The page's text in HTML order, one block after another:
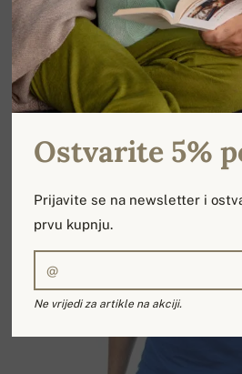
Ostvarite 5%
Prijavite se na newsletter i
prvu kupnju.
Ne vrijedi za artikle na akciji.